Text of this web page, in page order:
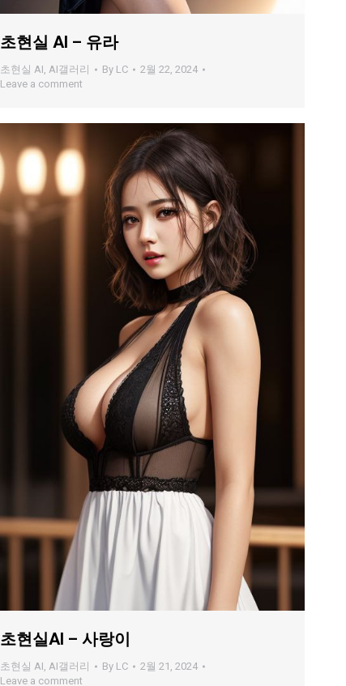
초현실 AI – 유라
초현실 AI AI갤러리 By LC
2월 22, 2024
Leave a comment
초현실AI – 사랑이
초현실 AI AI갤러리 By LC
2월 21, 2024
Leave a comment